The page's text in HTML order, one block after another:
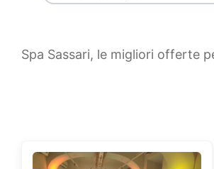
Spa Sassari, le migliori offerte